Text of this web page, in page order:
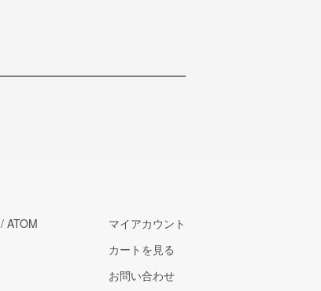
/ ATOM
マイアカウント
カートを見る
お問い合わせ